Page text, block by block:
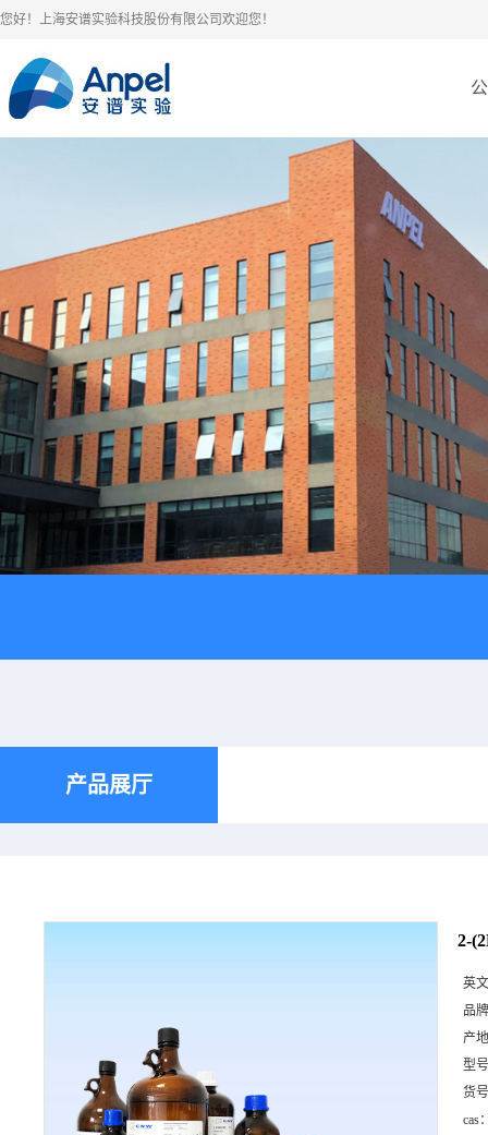
您好！上海安谱实验科技股份有限公司欢迎您！
产品展厅
2-
英
品
产
型
货
cas